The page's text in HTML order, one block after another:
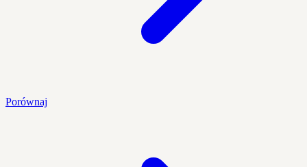
Porównaj